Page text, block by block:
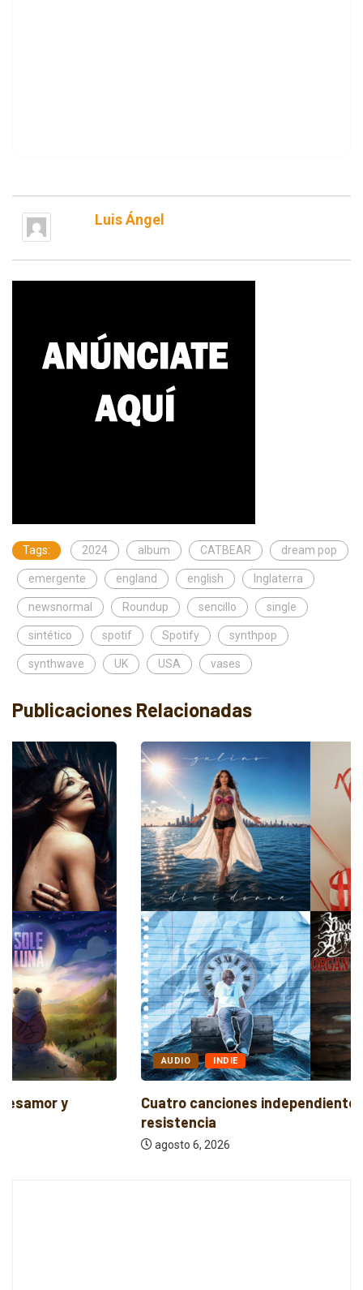
Luis Ángel
Tags: 2024 album CATBEAR dream pop
emergente england english Inglaterra
newsnormal Roundup sencillo single
sintético spotif Spotify synthpop
synthwave UK USA vases
Publicaciones Relacionadas
AUDIO INDIE
Cuatro canciones independientes entre reflexión y